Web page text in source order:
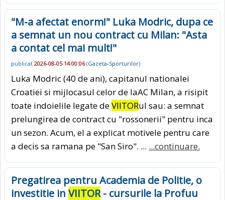
"M-a afectat enorm!" Luka Modric, dupa ce
a semnat un nou contract cu Milan: "Asta
a contat cel mai mult!"
publicat 2026-08-05 14:00:06(Gazeta-Sporturilor)
Luka Modric (40 de ani), capitanul nationalei
Croatiei si mijlocasul celor de laAC Milan, a risipit
toate indoielile legate deVIITORul sau: a semnat
prelungirea de contract cu "rossonerii" pentru inca
un sezon. Acum, el a explicat motivele pentru care
a decis sa ramana pe "San Siro". ... ...continuare.
Pregatirea pentru Academia de Politie, o
investitie in VIITOR- cursurile la Profuu